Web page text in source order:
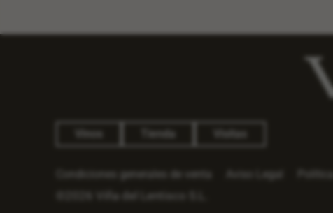
Vinos Tienda Visitas
Condiciones generales de venta Aviso Legal
©2026 Viña del Lentisco S.L.